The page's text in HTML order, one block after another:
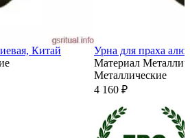
Китай
Урна для праха
Материал
Металлические
4 160 ₽